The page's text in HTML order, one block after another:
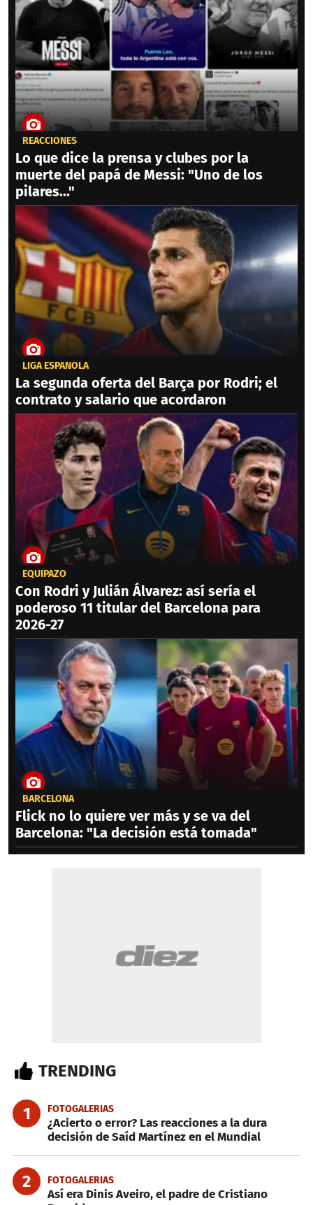
REACCIONES
Lo que dice la prensa y clubes por la
muerte del papá de Messi: "Uno de los
pilares..."
LIGA ESPAÑOLA
La segunda oferta del Barça por Rodri; el
contrato y salario que acordaron
EQUIPAZO
Con Rodri y Julián Álvarez: así sería el
poderoso 11 titular del Barcelona para
2026-27
BARCELONA
Flick no lo quiere ver más y se va del
Barcelona: "La decisión está tomada"
TRENDING
1 FOTOGALERIAS
¿Acierto o error? Las reacciones a la dura
decisión de Saíd Martínez en el Mundial
2 FOTOGALERIAS
Así era Dinis Aveiro, el padre de Cristiano